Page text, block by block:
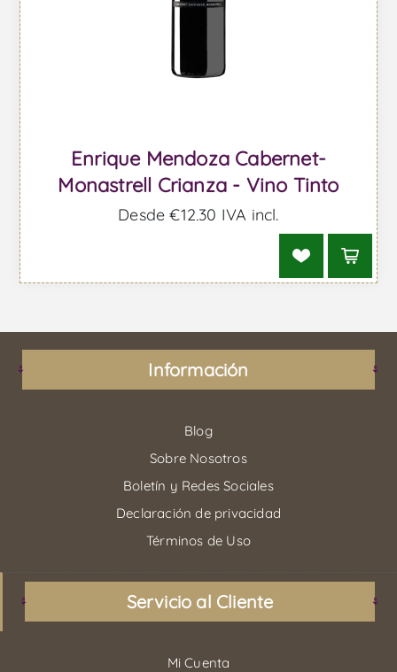
Enrique Mendoza Cabernet-
Monastrell Crianza - Vino Tinto
Desde €12,30 IVA incl.
Información
Blog
Sobre Nosotros
Boletín y Redes Sociales
Declaración de privacidad
Términos de Uso
Servicio al Cliente
Mi Cuenta